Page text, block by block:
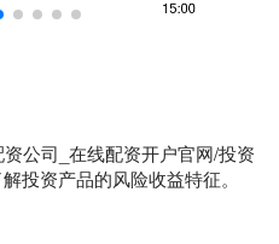
公司_在线配资开户官网/投资
投资产品的风险收益特征。